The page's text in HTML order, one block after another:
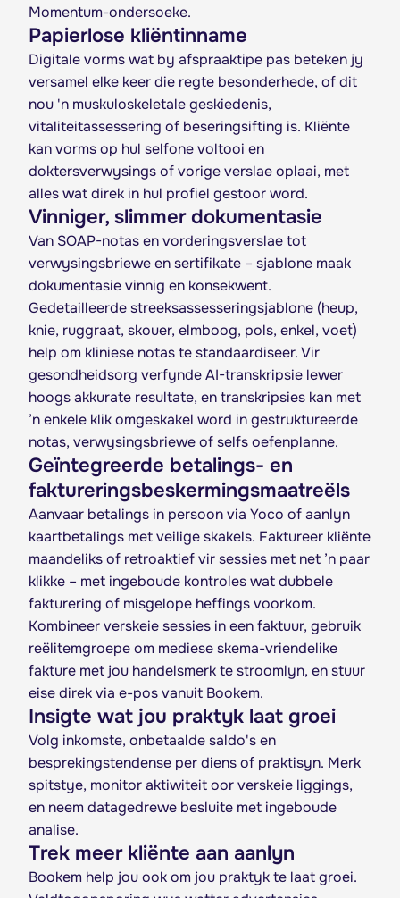
Momentum-ondersoeke.
Papierlose kliëntinname
Digitale vorms wat by afspraaktipe pas beteken jy
versamel elke keer die regte besonderhede, of dit
nou 'n muskuloskeletale geskiedenis,
vitaliteitassessering of beseringsifting is. Kliënte
kan vorms op hul selfone voltooi en
doktersverwysings of vorige verslae oplaai, met
alles wat direk in hul profiel gestoor word.
Vinniger, slimmer dokumentasie
Van SOAP-notas en vorderingsverslae tot
verwysingsbriewe en sertifikate – sjablone maak
dokumentasie vinnig en konsekwent.
Gedetailleerde streeksassesseringsjablone (heup,
knie, ruggraat, skouer, elmboog, pols, enkel, voet)
help om kliniese notas te standaardiseer. Vir
gesondheidsorg verfynde AI-transkripsie lewer
hoogs akkurate resultate, en transkripsies kan met
’n enkele klik omgeskakel word in gestruktureerde
notas, verwysingsbriewe of selfs oefenplanne.
Geïntegreerde betalings- en
faktureringsbeskermingsmaatreëls
Aanvaar betalings in persoon via Yoco of aanlyn
kaartbetalings met veilige skakels. Faktureer kliënte
maandeliks of retroaktief vir sessies met net ’n paar
klikke – met ingeboude kontroles wat dubbele
fakturering of misgelope heffings voorkom.
Kombineer verskeie sessies in een faktuur, gebruik
reëlitemgroepe om mediese skema-vriendelike
fakture met jou handelsmerk te stroomlyn, en stuur
eise direk via e-pos vanuit Bookem.
Insigte wat jou praktyk laat groei
Volg inkomste, onbetaalde saldo's en
besprekingstendense per diens of praktisyn. Merk
spitstye, monitor aktiwiteit oor verskeie liggings,
en neem datagedrewe besluite met ingeboude
analise.
Trek meer kliënte aan aanlyn
Bookem help jou ook om jou praktyk te laat groei.